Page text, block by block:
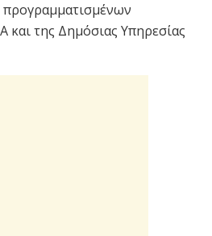
προγραμματισμένων
της Δημόσιας Υπηρεσίας